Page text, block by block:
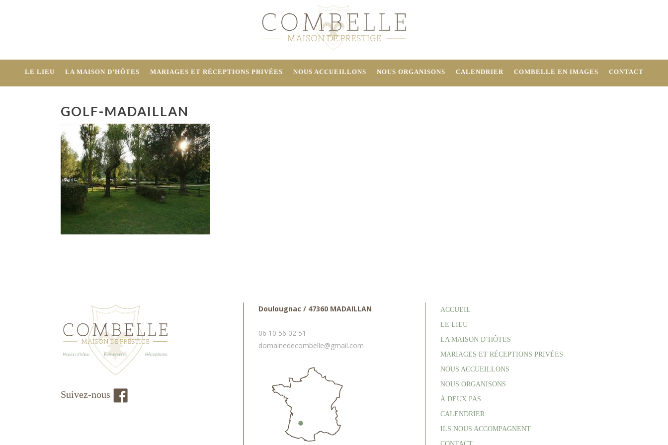
LE LIEU LA MAISON D’HÔTES MARIAGES ET RÉCEPTIONS PRIVÉES NOUS ACCUEILLONS NOUS ORGANISONS CALENDRIER COMBELLE EN IMAGES CONTACT
GOLF-MADAILLAN
Suivez-nous
Doulougnac / 47360 MADAILLAN
06 10 56 02 51
domainedecombelle@gmail.com
ACCUEIL
LE LIEU
LA MAISON D’HÔTES
MARIAGES ET RÉCEPTIONS PRIVÉES
NOUS ACCUEILLONS
NOUS ORGANISONS
À DEUX PAS
CALENDRIER
ILS NOUS ACCOMPAGNENT